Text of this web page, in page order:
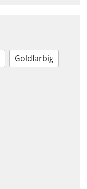
Goldfarbig